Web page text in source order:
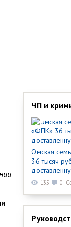
ЧП и
Омская
36 тысяч
135 0